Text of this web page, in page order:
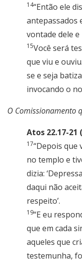
14“Então ele
antepassados
vontade dele
15Você será
que viu e ouviu.
se e seja
invocando o
O Comissionamento
Atos 22.17-21
17“Depois que
no templo e
dizia:
daqui não
respeito’.
19“E eu
que em cada
aqueles que
testemunha,